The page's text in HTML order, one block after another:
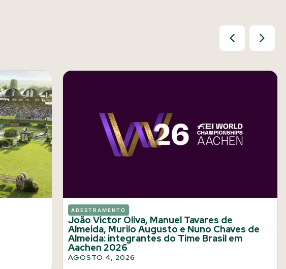
ADESTRAMENTO
João Victor Oliva, Manuel Tavares de
Almeida, Murilo Augusto e Nuno Chaves de
Almeida: integrantes do Time Brasil em
Aachen 2026
AGOSTO 4, 2026